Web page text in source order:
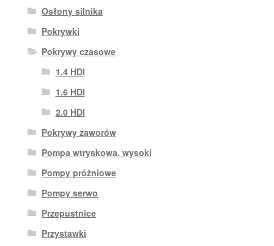
Osłony silnika
Pokrywki
Pokrywy czasowe
1.4 HDI
1.6 HDI
2.0 HDI
Pokrywy zaworów
Pompa wtryskowa. wysoki
Pompy próżniowe
Pompy serwo
Przepustnice
Przystawki